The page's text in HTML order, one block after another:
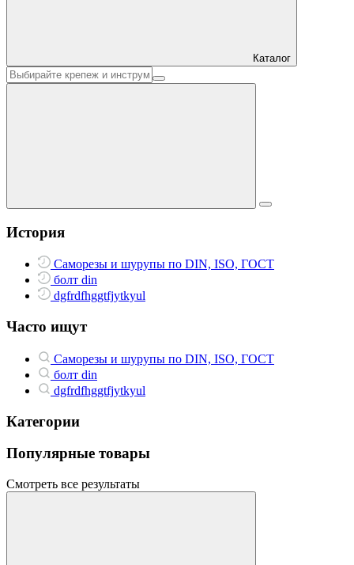
Каталог
История
Саморезы и шурупы по DIN, ISO, ГОСТ
болт din
dgfrdfhggtfjytkyul
Часто ищут
Саморезы и шурупы по DIN, ISO, ГОСТ
болт din
dgfrdfhggtfjytkyul
Категории
Популярные товары
Смотреть все результаты